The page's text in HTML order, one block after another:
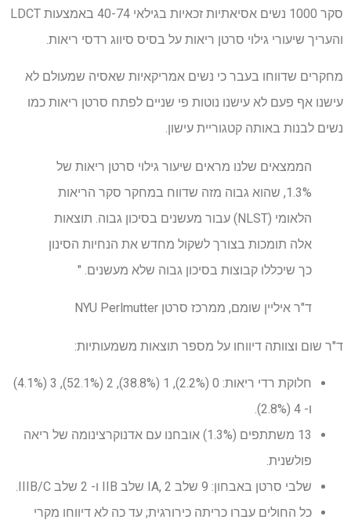
סקר 1000 נשים אסיאתיות זכאיות בגילאי 40-74 באמצעות LDCT
והעריך שיעורי גילוי סרטן ריאות על בסיס סיווג רדסי ריאות.
מחקרים שדווחו בעבר כי נשים אמריקאיות שאסיה שמעולם לא
עישנו אף פעם לא עישנו נוטות פי שניים לפתח סרטן ריאות כמו
נשים לבנות באותה קטגוריית עישון.
הממצאים שלנו מראים שיעור גילוי סרטן ריאות של
1.3%, שהוא גבוה מזה שדווח במחקר סקר הריאות
הלאומי (NLST) עבור מעשנים בסיכון גבוה. תוצאות
אלה תומכות בצורך לשקול מחדש את הנחיות הסינון
כך שיכללו קבוצות בסיכון גבוה שלא מעשנים. "
ד"ר איליין שומם, ממרכז סרטן NYU Perlmutter
ד"ר שום וצוותה דיווחו על מספר תוצאות משמעותיות:
חלוקת רדי ריאות: 0 (2.2%), 1 (38.8%), 2 (52.1%), 3 (4.1%)
ו- 4 (2.8%).
13 משתתפים (1.3%) אובחנו עם אדנוקרצינומה של ריאה
פולשנית.
שלבי סרטן באבחון: 9 שלב IA, 2 שלב IIB ו- 2 שלב IIIB/C.
כל החולים עברו כריתה כירורגית; עד כה לא דיווחו מקרי